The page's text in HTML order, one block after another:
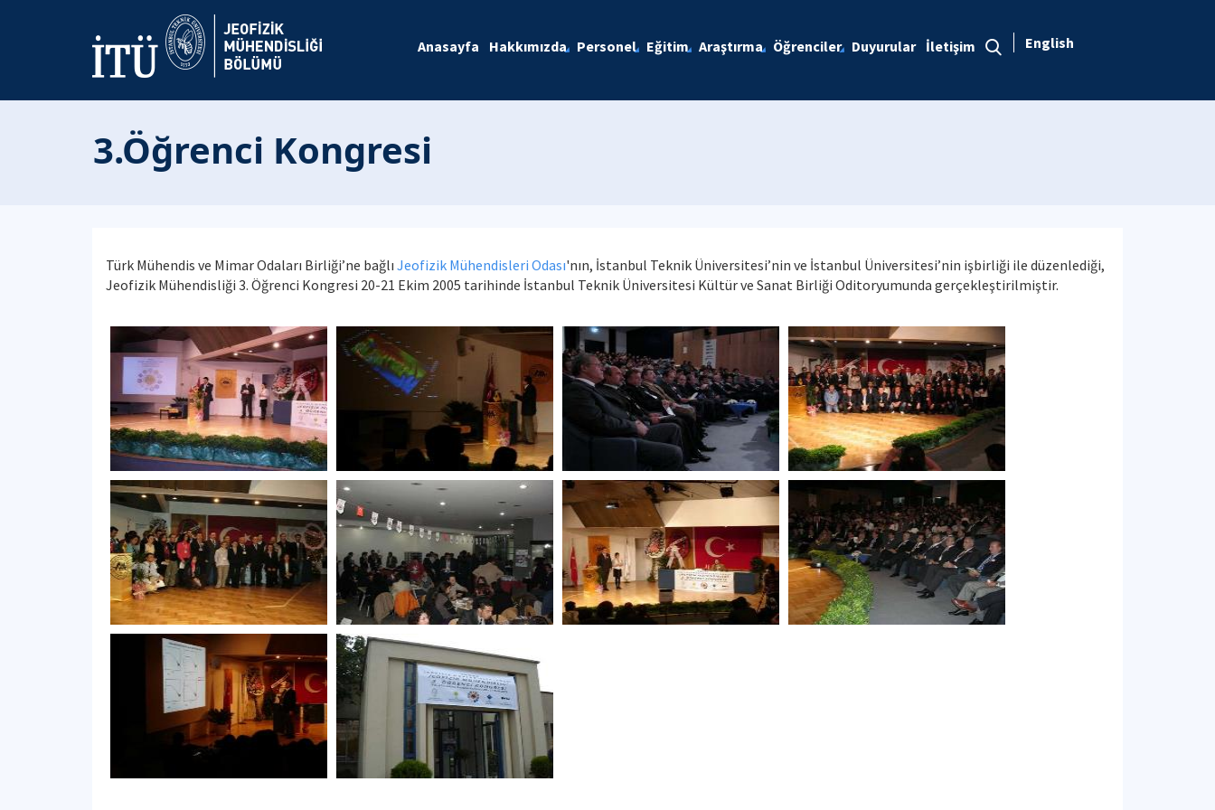
Anasayfa Hakkımızda Personel Eğitim Araştırma Öğrenciler Duyurular İletişim English
3.Öğrenci Kongresi
Türk Mühendis ve Mimar Odaları Birliği’ne bağlı Jeofizik Mühendisleri Odası'nın, İstanbul Teknik Üniversitesi’nin ve İstanbul Üniversitesi’nin işbirliği ile düzenlediği,
Jeofizik Mühendisliği 3. Öğrenci Kongresi 20-21 Ekim 2005 tarihinde İstanbul Teknik Üniversitesi Kültür ve Sanat Birliği Oditoryumunda gerçekleştirilmiştir.